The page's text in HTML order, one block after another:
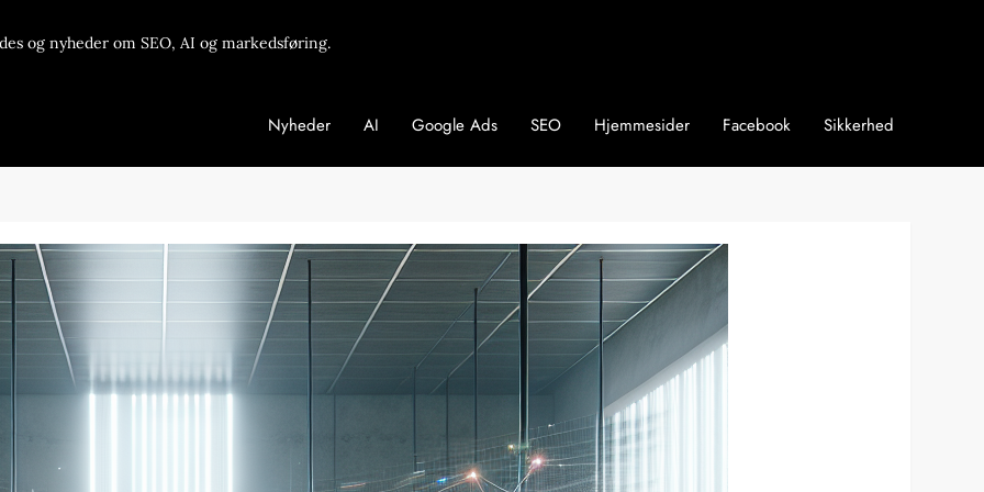
og nyheder om SEO, AI og markedsføring.
Nyheder AI Google Ads SEO Hjemmesider Facebook Sikkerhed